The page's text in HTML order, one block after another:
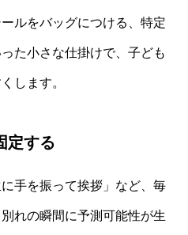
ルをバッグにつける、特定
た小さな仕掛けで、子ども
します。
定する
手を振って挨拶」など、毎
れの瞬間に予測可能性が生